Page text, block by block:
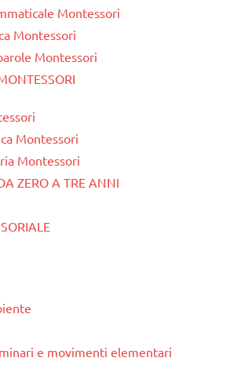
Montessori
Montessori
Montessori
Montessori
Montessori
ZERO A TRE ANNI
e movimenti elementari